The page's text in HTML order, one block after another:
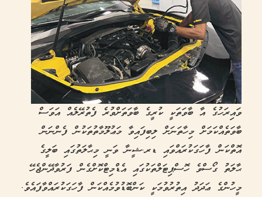
ވައިރަހުގެ އާ ބާވަތަކީ ކުރީގެ ބާވަތަށްވުރެ ފެތުރޭލެއް އަވަސް
ބާވަތެއްކަމަށް މިހާތަނަށް ލިބިފައިވާ މަޢުލޫމާތުތަކުން ފެންނަން
އޮތްކަން ފާހަގަކުރައްވައި ޑރ.ޝީނާ ވަނީ މިޙާލަތުގައި ބަލީގެ
ޙާލަތު ގޯސްވެ ހޮސްޕިޓަލްތަކުގައި އެޑްމިޓްކޮށްގެން ފަރުވާދޭންޖެހޭ
މީހުންގެ ޢަދަދު އިތުރުވުމަކީ ކަންބޮޑުވުމެއްކަން ފާހަގަކުރައްވާފައެވެ.